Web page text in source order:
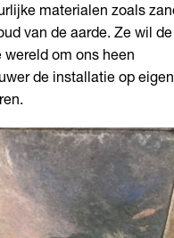
materialen zoals
van de aarde. Ze wil de
om ons heen
de installatie op eigen